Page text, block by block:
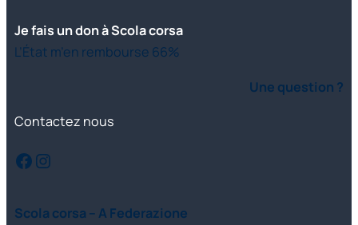
Je fais un don à Scola corsa
L’État m’en rembourse 66%
Une question ?
Contactez nous
Facebook Instagram
Scola corsa – A Federazione